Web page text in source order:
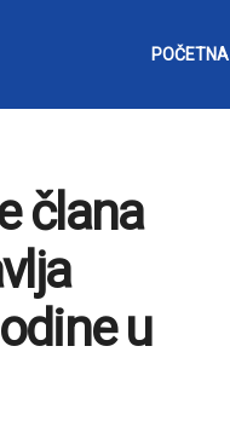
POČETNA
člana
u